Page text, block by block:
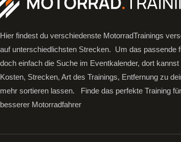
Hier findest du verschiedenste MotorradTrainings
auf unterschiedlichsten Strecken. Um das passende
doch einfach die Suche im Eventkalender, dort
Kosten, Strecken, Art des Trainings, Entfernung zu
mehr sortieren lassen. Finde das perfekte Training
besserer Motorradfahrer